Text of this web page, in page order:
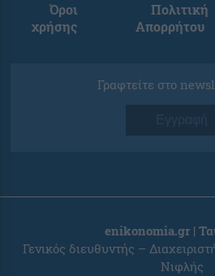
Όροι
χρήσης
Πολιτική
Απορρήτου
Γραφτείτε στο
Εγγραφή
enikonomia.gr |
Γενικός διευθυντής –
Νιφλής